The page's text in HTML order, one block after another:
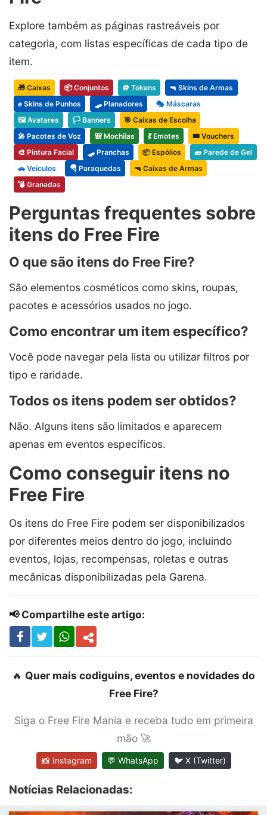
Explore também as páginas rastreáveis por
categoria, com listas específicas de cada tipo de
item.
🎁 Caixas 📦 Conjuntos 🪙 Tokens
🔫 Skins de Armas
✊ Skins de Punhos
🛹 Planadores
🎭 Máscaras
🖼️ Avatares
🏳️ Banners
🎯 Caixas de Escolha
🎤 Pacotes de Voz
🎒 Mochilas 💃 Emotes
🎟️ Vouchers
🎨 Pintura Facial
🛹 Pranchas 📦 Espólios
🧱 Parede de Gel
🚗 Veículos
🪂 Paraquedas
🔫 Caixas de Armas
💣 Granadas
Perguntas frequentes sobre
itens do Free Fire
O que são itens do Free Fire?
São elementos cosméticos como skins, roupas,
pacotes e acessórios usados no jogo.
Como encontrar um item específico?
Você pode navegar pela lista ou utilizar filtros por
tipo e raridade.
Todos os itens podem ser obtidos?
Não. Alguns itens são limitados e aparecem
apenas em eventos específicos.
Como conseguir itens no
Free Fire
Os itens do Free Fire podem ser disponibilizados
por diferentes meios dentro do jogo, incluindo
eventos, lojas, recompensas, roletas e outras
mecânicas disponibilizadas pela Garena.
📢 Compartilhe este artigo:
🔥 Quer mais codiguins, eventos e novidades do
Free Fire?
Siga o Free Fire Mania e receba tudo em primeira
mão 🚀
📸 Instagram 💬 WhatsApp 🐦 X (Twitter)
Notícias Relacionadas: